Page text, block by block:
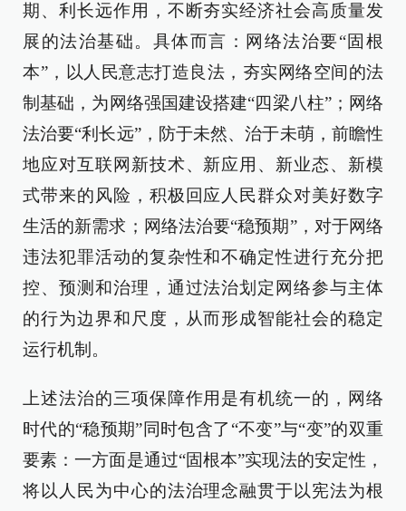
期、利长远作用，不断夯实经济社会高质量发
展的法治基础。具体而言：网络法治要“固根
本”，以人民意志打造良法，夯实网络空间的法
制基础，为网络强国建设搭建“四梁八柱”；网络
法治要“利长远”，防于未然、治于未萌，前瞻性
地应对互联网新技术、新应用、新业态、新模
式带来的风险，积极回应人民群众对美好数字
生活的新需求；网络法治要“稳预期”，对于网络
违法犯罪活动的复杂性和不确定性进行充分把
控、预测和治理，通过法治划定网络参与主体
的行为边界和尺度，从而形成智能社会的稳定
运行机制。
上述法治的三项保障作用是有机统一的，网络
时代的“稳预期”同时包含了“不变”与“变”的双重
要素：一方面是通过“固根本”实现法的安定性，
将以人民为中心的法治理念融贯于以宪法为根